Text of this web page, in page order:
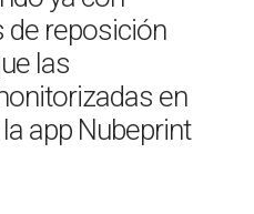
reposición
las
en
app Nubeprint